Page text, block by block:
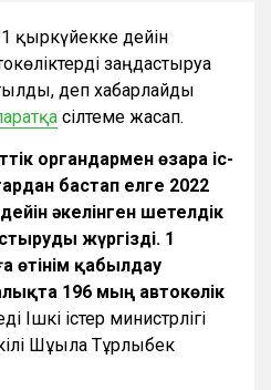
қыркүйекке дейін
заңдастыруға
деп хабарлайды
сілтеме жасап.
органдармен өзара іс-
бастап елге 2022
әкелінген шетелдік
жүргізді. 1
өтінім қабылдау
196 мың автокөлік
Ішкі істер министрлігі
Шұғыла Тұрлыбек